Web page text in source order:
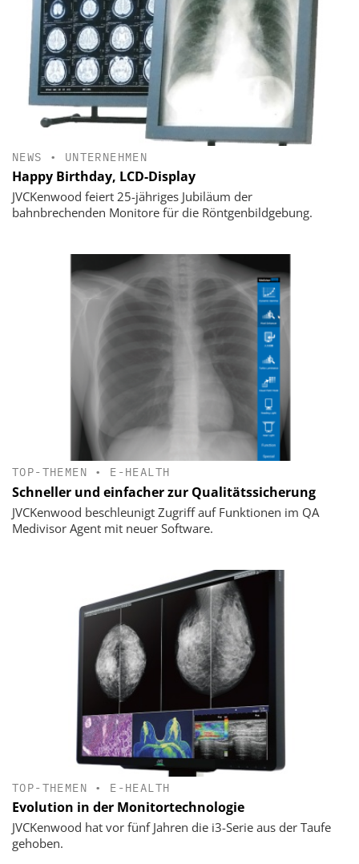
NEWS • UNTERNEHMEN
Happy Birthday, LCD-Display
JVCKenwood feiert 25-jähriges Jubiläum der
bahnbrechenden Monitore für die Röntgenbildgebung.
TOP-THEMEN • E-HEALTH
Schneller und einfacher zur Qualitätssicherung
JVCKenwood beschleunigt Zugriff auf Funktionen im QA
Medivisor Agent mit neuer Software.
TOP-THEMEN • E-HEALTH
Evolution in der Monitortechnologie
JVCKenwood hat vor fünf Jahren die i3-Serie aus der Taufe
gehoben.